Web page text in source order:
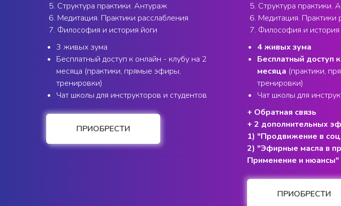
Структура практики. Антураж
Медитация. Практики расслабления
Философия и история йоги
3 живых зума
Бесплатный доступ к онлайн - клубу на 2
месяца (практики, прямые эфиры,
тренировки)
Чат школы для инструкторов и студентов
ПРИОБРЕСТИ
Структура практики.
Медитация. Практики
Философия и история
4 живых зума
Бесплатный доступ
месяца (практики,
тренировки)
Чат школы для
+ Обратная связь
+ 2 дополнительных
1) "Продвижение в
2) "Эфирные масла в
Применение и нюансы"
ПРИОБРЕСТИ